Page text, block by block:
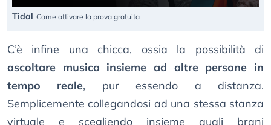
Tidal Come attivare la prova gratuita
C’è infine una chicca, ossia la possibilità di
ascoltare musica insieme ad altre persone in
tempo reale, pur essendo a distanza.
Semplicemente collegandosi ad una stessa stanza
virtuale e scegliendo insieme quali brani